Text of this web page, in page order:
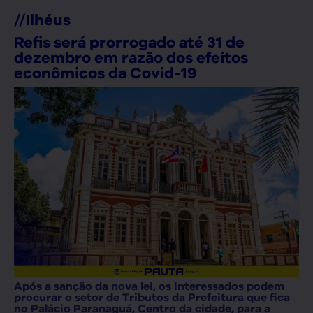
//Ilhéus
Refis será prorrogado até 31 de
dezembro em razão dos efeitos
econômicos da Covid-19
Após a sanção da nova lei, os interessados podem
procurar o setor de Tributos da Prefeitura que fica
no Palácio Paranaguá, Centro da cidade, para a